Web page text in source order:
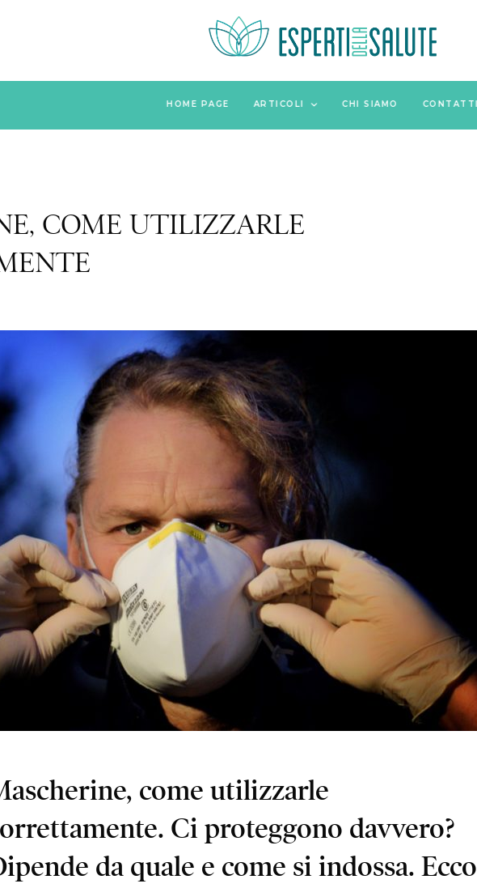
HOME PAGE ARTICOLI CHI SIAMO CONTATTI
COME UTILIZZARLE
come utilizzarle
Ci proteggono davvero?
da quale e come si indossa. Ecco